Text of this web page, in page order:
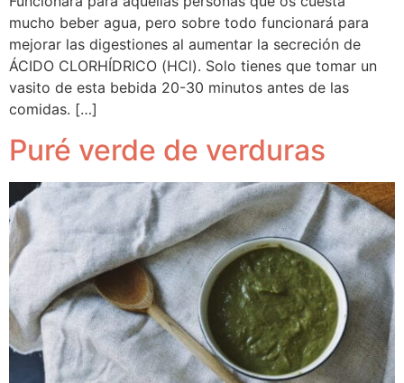
mucho beber agua, pero sobre todo funcionará para
mejorar las digestiones al aumentar la secreción de
ÁCIDO CLORHÍDRICO (HCl). Solo tienes que tomar un
vasito de esta bebida 20-30 minutos antes de las
comidas. […]
Puré verde de verduras